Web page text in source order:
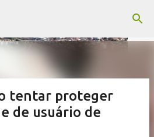
conteúdo principal
tentar proteger
de usuário de